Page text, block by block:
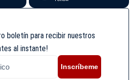
boletín para recibir nuestros
al instante!
Inscríbeme